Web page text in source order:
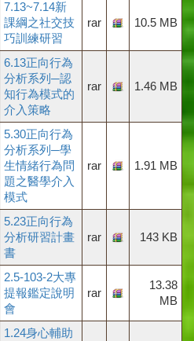
7.13~7.14新
課綱之社交技
巧訓練研習
rar 10.5 MB
6.13正向行為
分析系列─認
知行為模式的
介入策略
rar 1.46 MB
5.30正向行為
分析系列─學
生情緒行為問
題之醫學介入
模式
rar 1.91 MB
5.23正向行為
分析研習計畫
書
rar 143 KB
2.5-103-2大專
提報鑑定說明
會
rar
13.38
MB
1.24身心輔助